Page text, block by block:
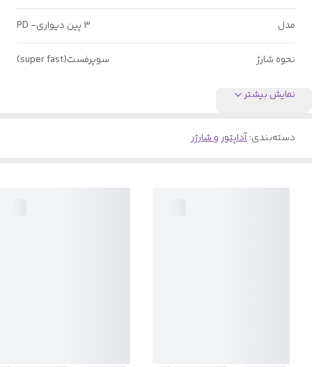
مدل 3 پین دیواری- PD
نحوه شارژ سوپرفست(super fast)
نمایش بیشتر
دسته‌بندی:آداپتور و شارژر